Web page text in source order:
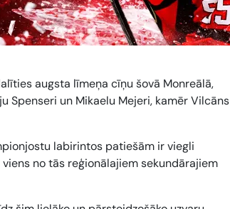
augsta līmeņa cīņu šovā Monreālā,
Spenseri un Mikaelu Mejeri, kamēr Vilcāns
labirintos patiešām ir viegli
no tās reģionālajiem sekundārajiem